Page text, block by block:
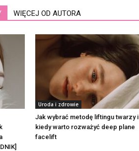
WIĘCEJ OD AUTORA
Uroda i zdrowie
Jak wybrać metodę liftingu twarzy i
kiedy warto rozważyć deep plane
facelift